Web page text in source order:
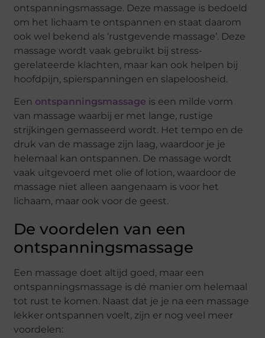
ontspanningsmassage. Deze massage is bedoeld
om het lichaam te ontspannen en staat daarom
ook wel bekend als ‘rustgevende massage’. Deze
massage wordt vaak gebruikt bij stress-
gerelateerde klachten, maar kan ook helpen bij
hoofdpijn, spierspanningen en slapeloosheid.
Een ontspanningsmassage is een milde vorm
van massage waarbij er met lange, rustige
strijkingen gemasseerd wordt. Het tempo en de
druk van de massage zijn laag, waardoor je je
helemaal kan ontspannen. De massage wordt
vaak uitgevoerd met olie of lotion, waardoor de
massage niet alleen aangenaam is voor het
lichaam, maar ook voor de geest.
De voordelen van een
ontspanningsmassage
Een massage doet altijd goed, maar een
ontspanningsmassage is dé manier om helemaal
tot rust te komen. Naast dat je je na een massage
lekker ontspannen voelt, zijn er nog veel meer
voordelen: